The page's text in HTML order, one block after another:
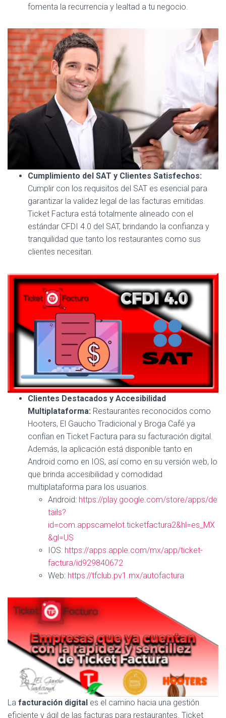
fomenta la recurrencia y lealtad a tu negocio.
Cumplimiento del SAT y Clientes Satisfechos:
Cumplir con los requisitos del SAT es esencial para
garantizar la validez legal de las facturas emitidas.
Ticket Factura está totalmente alineado con el
estándar CFDI 4.0 del SAT, brindando la confianza y
tranquilidad que tanto los restaurantes como sus
clientes necesitan.
Clientes Destacados y Accesibilidad
Multiplataforma: Restaurantes reconocidos como
Hooters, El Gaucho Tradicional y Broga Café ya
confían en Ticket Factura para su facturación digital.
Además, la aplicación está disponible tanto en
Android como en IOS, así como en su versión web, lo
que brinda accesibilidad y comodidad
multiplataforma para los usuarios.
Android: https://play.google.com/store/apps/de
tails?
id=com.appscamelot.ticketfactura2&hl=es_MX
&gl=US
IOS: https://apps.apple.com/mx/app/ticket-
factura/id929840672
Web: https://tfclub.pv1.mx/autofactura
La facturación digital es el camino hacia una gestión
eficiente y ágil de las facturas para restaurantes. Ticket